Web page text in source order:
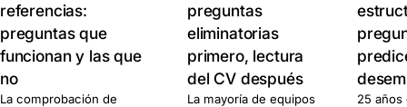
referencias:
preguntas que
funcionan y las que
no
La comprobación de
preguntas
eliminatorias
primero, lectura
del CV después
La mayoría de equipos
25 años